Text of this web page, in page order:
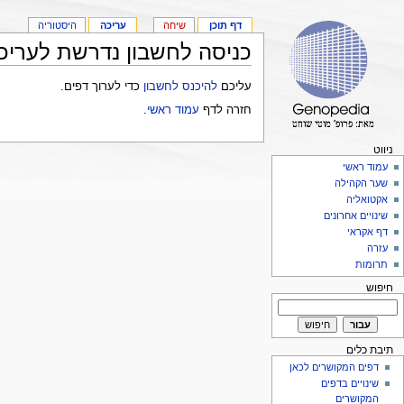
כניסה לחשבון נדרשת
עליכם להיכנס לחשבון כדי לערוך דפים.
חזרה לדף עמוד ראשי
דף תוכן שיחה עריכה היסטוריה
ניווט
עמוד ראשי
שער הקהילה
אקטואליה
שינויים אחרונים
דף אקראי
עזרה
תרומות
חיפוש
תיבת כלים
דפים המקושרים לכאן
שינויים בדפים
המקושרים